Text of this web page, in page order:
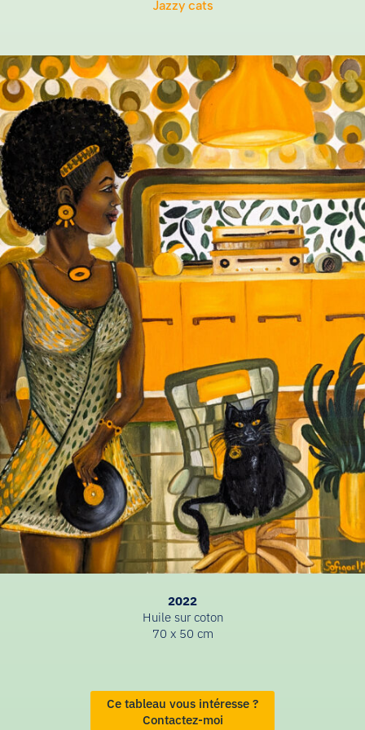
Jazzy cats
2022
Huile sur coton
70 x 50 cm
Ce tableau vous intéresse ?
Contactez-moi